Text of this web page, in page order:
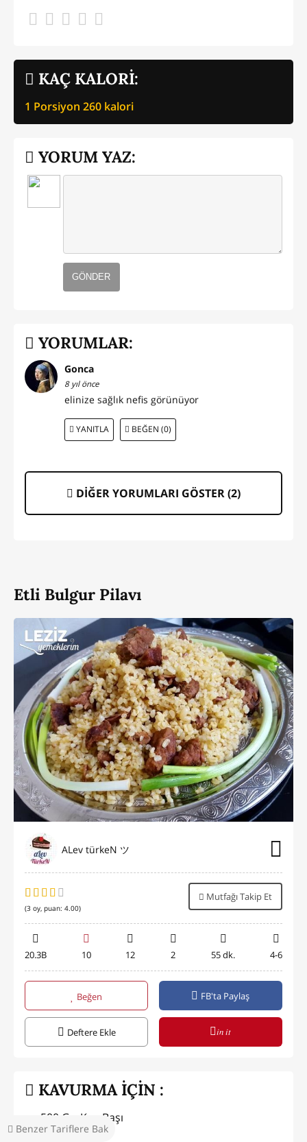
Benzer Tariflere Bak
KAÇ KALORİ:
1 Porsiyon 260 kalori
YORUM YAZ:
GÖNDER
YORUMLAR:
Gonca
8 yıl önce
elinize sağlık nefis görünüyor
YANITLA BEĞEN (0)
DİĞER YORUMLARI GÖSTER (2)
Etli Bulgur Pilavı
ALev türkeN ツ
(3 oy, puan: 4.00)
Mutfağı Takip Et
20.3B 10 12 2 55 dk. 4-6
Beğen FB'ta Paylaş
Deftere Ekle in it
KAVURMA İÇİN :
500 Gr. Kuş Başı